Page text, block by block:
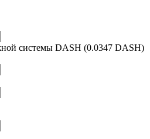
системы DASH (0.0347 DASH)